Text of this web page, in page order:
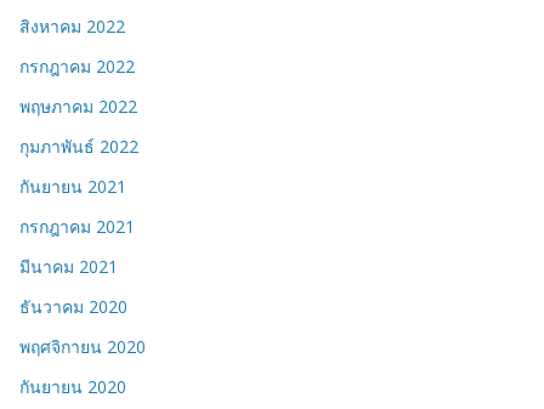
สิงหาคม 2022
กรกฎาคม 2022
พฤษภาคม 2022
กุมภาพันธ์ 2022
กันยายน 2021
กรกฎาคม 2021
มีนาคม 2021
ธันวาคม 2020
พฤศจิกายน 2020
กันยายน 2020